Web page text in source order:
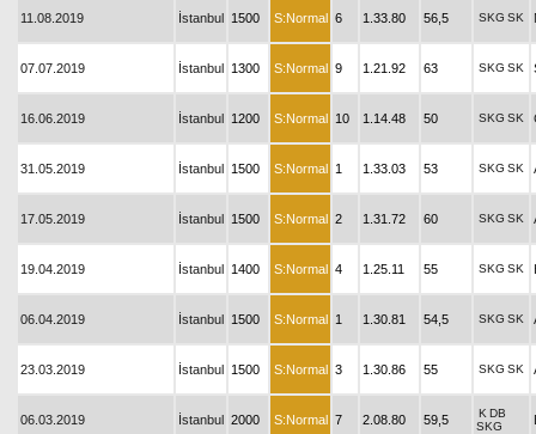
11.08.2019 İstanbul 1500 S:Normal 6 1.33.80 56,5 SKG SK
07.07.2019 İstanbul 1300 S:Normal 9 1.21.92 63 SKG SK
16.06.2019 İstanbul 1200 S:Normal 10 1.14.48 50 SKG SK
31.05.2019 İstanbul 1500 S:Normal 1 1.33.03 53 SKG SK
17.05.2019 İstanbul 1500 S:Normal 2 1.31.72 60 SKG SK
19.04.2019 İstanbul 1400 S:Normal 4 1.25.11 55 SKG SK
06.04.2019 İstanbul 1500 S:Normal 1 1.30.81 54,5 SKG SK
23.03.2019 İstanbul 1500 S:Normal 3 1.30.86 55 SKG SK
06.03.2019 İstanbul 2000 S:Normal 7 2.08.80 59,5 K DB
SKG